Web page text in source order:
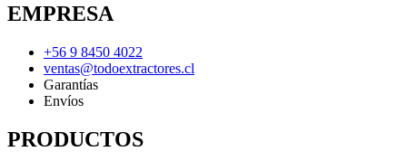
EMPRESA
+56 9 8450 4022
ventas@todoextractores.cl
Garantías
Envíos
PRODUCTOS